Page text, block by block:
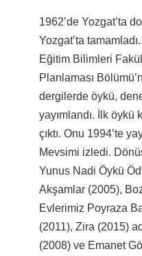
1962’de Yozgat’ta
Yozgat’ta
Eğitim Bilimleri
Planlaması
dergilerde öykü,
yayımlandı. İlk öykü
çıktı. Onu 1994’te
Mevsimi izledi.
Yunus Nadi Öykü
Akşamlar (2005),
Evlerimiz Poyraza
(2011), Zira (2015)
(2008) ve Emanet